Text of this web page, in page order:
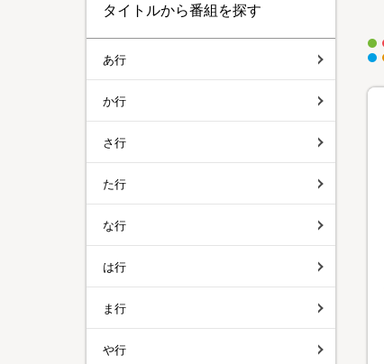
タイトルから番組を探す
あ行
か行
さ行
た行
な行
は行
ま行
や行